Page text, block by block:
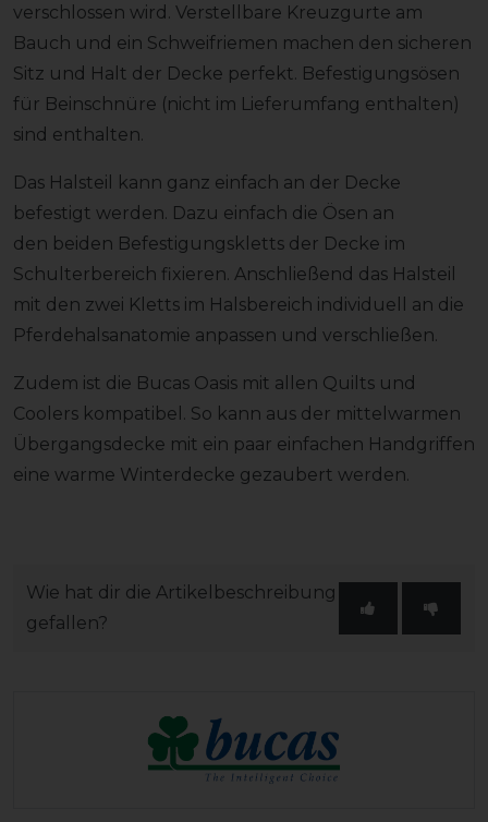
verschlossen wird. Verstellbare Kreuzgurte am
Bauch und ein Schweifriemen machen den sicheren
Sitz und Halt der Decke perfekt. Befestigungsösen
für Beinschnüre (nicht im Lieferumfang enthalten)
sind enthalten.
Das Halsteil kann ganz einfach an der Decke
befestigt werden. Dazu einfach die Ösen an
den beiden Befestigungskletts der Decke im
Schulterbereich fixieren. Anschließend das Halsteil
mit den zwei Kletts im Halsbereich individuell an die
Pferdehalsanatomie anpassen und verschließen.
Zudem ist die Bucas Oasis mit allen Quilts und
Coolers kompatibel. So kann aus der mittelwarmen
Übergangsdecke mit ein paar einfachen Handgriffen
eine warme Winterdecke gezaubert werden.
Wie hat dir die Artikelbeschreibung
gefallen?